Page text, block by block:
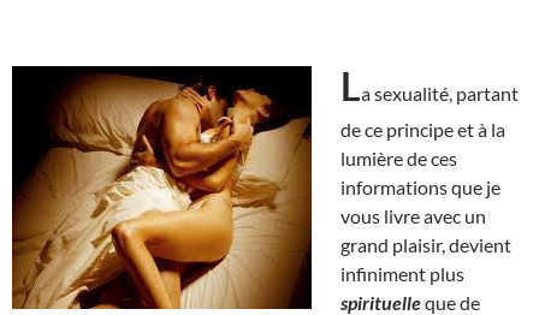
La sexualité, partant
de ce principe et à la
lumière de ces
informations que je
vous livre avec un
grand plaisir, devient
infiniment plus
spirituelleque de